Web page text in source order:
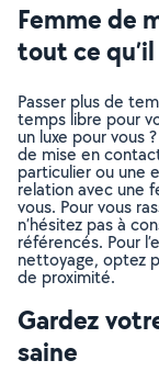
Femme de
tout ce
Passer plus de
temps libre pour
un luxe pour vous
de mise en
particulier ou une
relation avec une
vous. Pour vous
n’hésitez pas à
référencés. Pour
nettoyage, optez
de proximité.
Gardez
saine